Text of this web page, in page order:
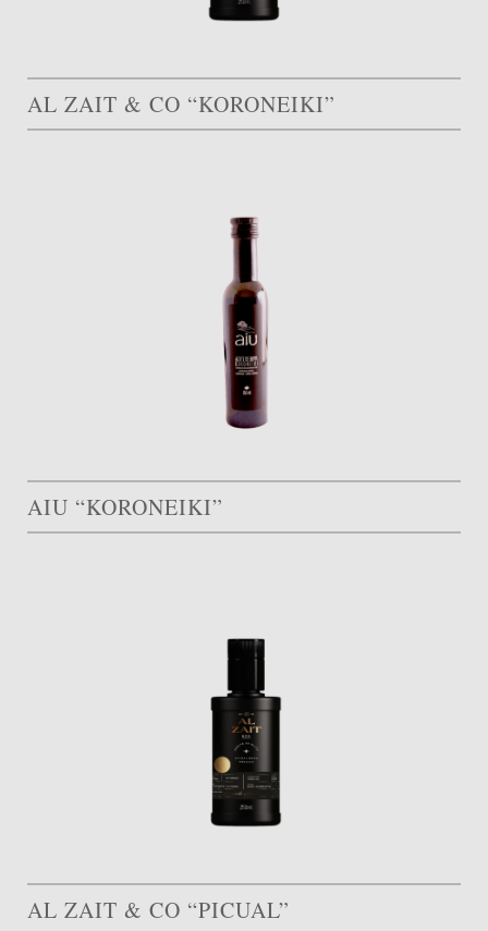
AL ZAIT & CO “KORONEIKI”
AIU “KORONEIKI”
AL ZAIT & CO “PICUAL”